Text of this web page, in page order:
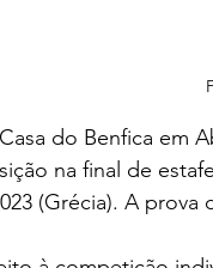
do Benfica em
na final de
(Grécia). A prova